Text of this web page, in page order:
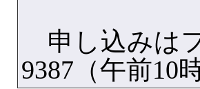
申し込みは
9387（午前10